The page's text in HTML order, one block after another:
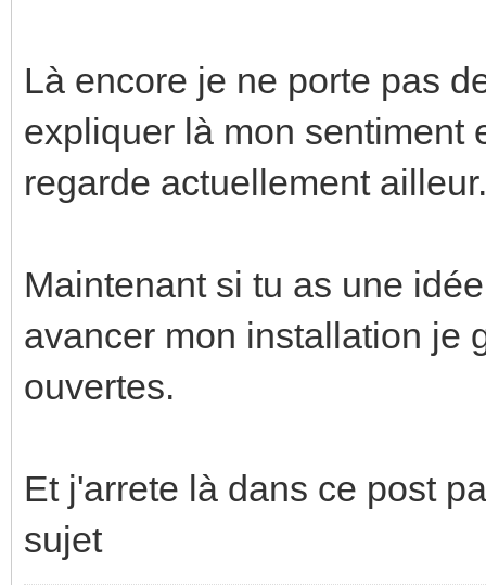
Là encore je ne porte pas
expliquer là mon sentiment
regarde actuellement ailleur.
Maintenant si tu as une
avancer mon installation je
ouvertes.
Et j'arrete là dans ce post
sujet